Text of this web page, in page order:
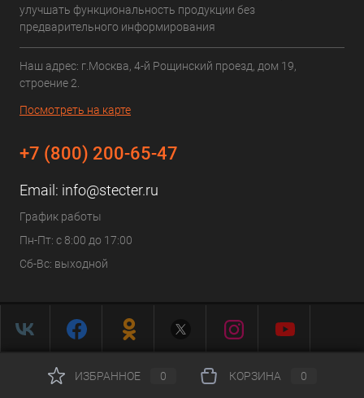
улучшать функциональность продукции без
предварительного информирования
Наш адрес: г.Москва, 4-й Рощинский проезд, дом 19,
строение 2.
Посмотреть на карте
+7 (800) 200-65-47
Email: info@stecter.ru
График работы
Пн-Пт: с 8:00 до 17:00
Сб-Вс: выходной
ИЗБРАННОЕ 0 КОРЗИНА 0